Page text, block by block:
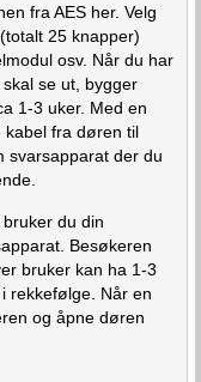
fra AES her. Velg
25 knapper)
osv. Når du har
se ut, bygger
1-3 uker. Med en
kabel fra døren til
svarsapparat der du
du din
Besøkeren
bruker kan ha 1-3
rekkefølge. Når en
og åpne døren